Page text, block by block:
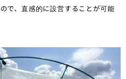
で、直感的に設営することが可能